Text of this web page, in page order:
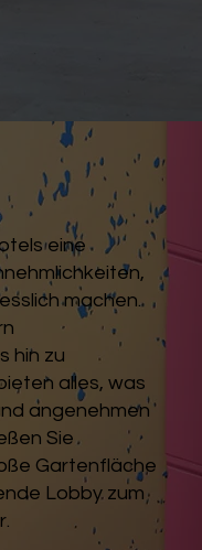
eine
machen.
hin zu
alles, was
angenehmen
Sie
Gartenfläche
Lobby zum